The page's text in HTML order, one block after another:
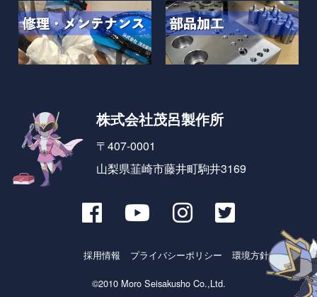
株式会社茂呂製作所
〒407-0001
山梨県韮崎市藤井町駒井3169
採用情報 プライバシーポリシー 環境方針とSDGs
©2010 Moro Seisakusho Co.,Ltd.